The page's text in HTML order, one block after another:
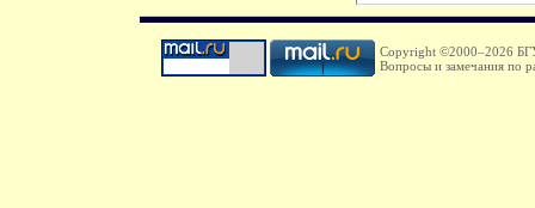
Copyright ©2000–2026
Вопросы и замечания по